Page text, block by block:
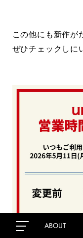
ABOUT
この他にも新作が
ぜひチェックしに